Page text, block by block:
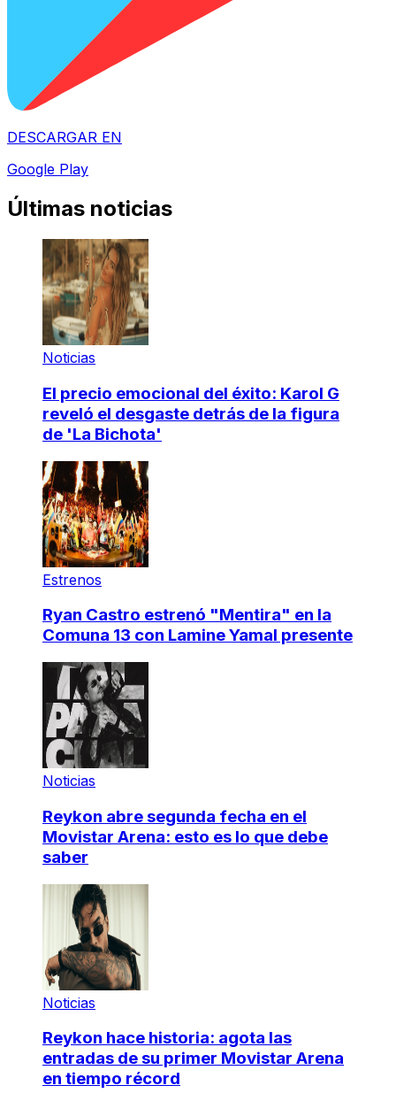
DESCARGAR EN
Google Play
Últimas noticias
Noticias
El precio emocional del éxito: Karol G
reveló el desgaste detrás de la figura
de 'La Bichota'
Estrenos
Ryan Castro estrenó "Mentira" en la
Comuna 13 con Lamine Yamal presente
Noticias
Reykon abre segunda fecha en el
Movistar Arena: esto es lo que debe
saber
Noticias
Reykon hace historia: agota las
entradas de su primer Movistar Arena
en tiempo récord